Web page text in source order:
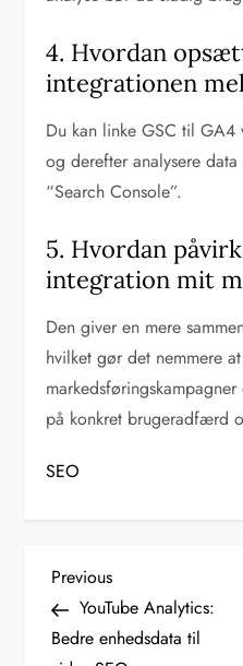
4. Hvordan
integrationen
Du kan linke GSC til
og derefter analysere
“Search Console”.
5. Hvordan
integration mit
Den giver en mere
hvilket gør det nemmere
på konkret brugeradfærd
SEO
I
n
d
Previous
Post
Previous
YouTube Analytics:
Bedre enhedsdata til